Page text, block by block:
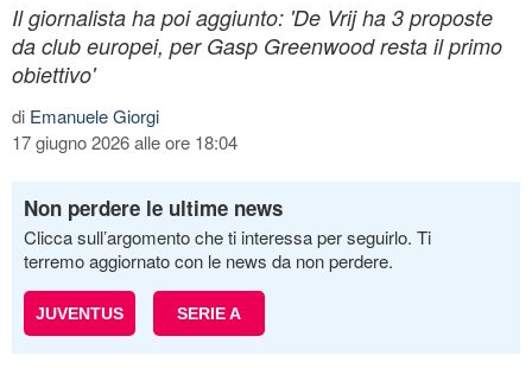
Il giornalista ha poi aggiunto: 'De Vrij ha 3 proposte
da club europei, per Gasp Greenwood resta il primo
obiettivo'
di Emanuele Giorgi
17 giugno 2026 alle ore 18:04
Non perdere le ultime news
Clicca sull’argomento che ti interessa per seguirlo. Ti
terremo aggiornato con le news da non perdere.
JUVENTUS SERIE A